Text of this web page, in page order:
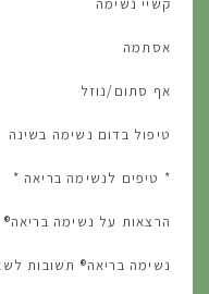
קשיי נשימה
אסתמה
אף סתום/נוזל
טיפול בדום נשימה בשינה
* טיפים לנשימה בריאה *
הרצאות על נשימה בריאה®
נשימה בריאה® תשובות